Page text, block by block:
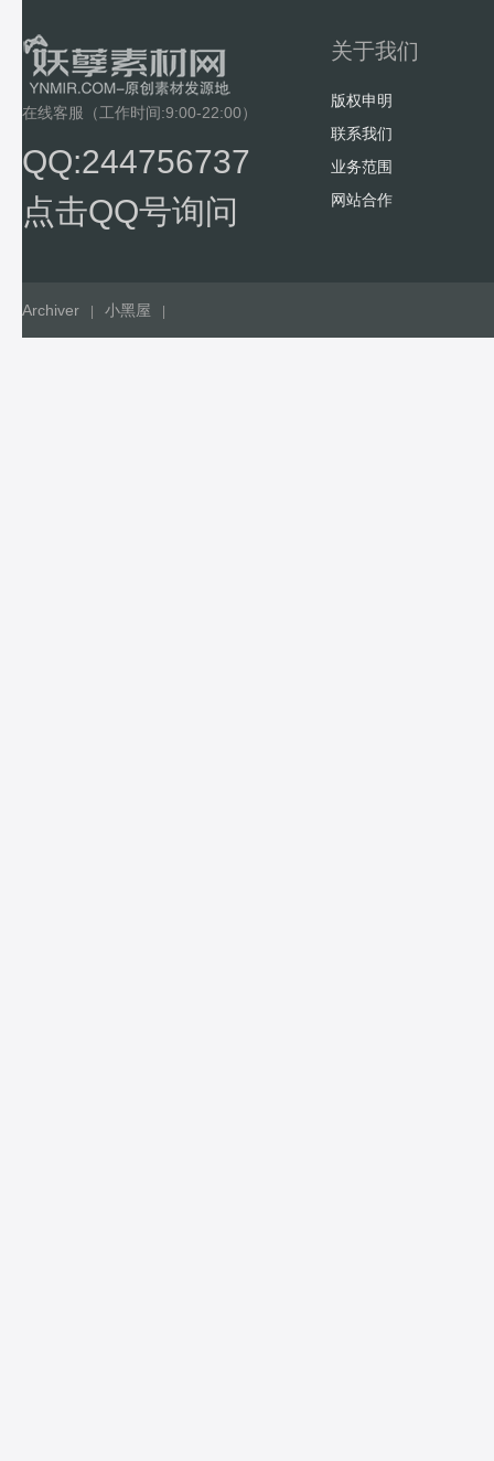
在线客服（工作时间:9:00-22:00）
QQ:244756737
点击QQ号询问
关于我们
版权申明
联系我们
业务范围
网站合作
Archiver 小黑屋